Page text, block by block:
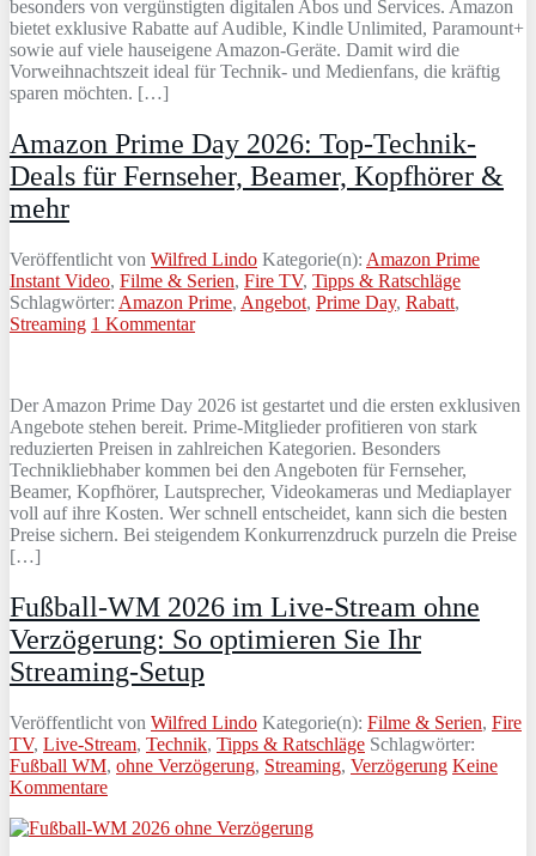
besonders von vergünstigten digitalen Abos und Services. Amazon
bietet exklusive Rabatte auf Audible, Kindle Unlimited, Paramount+
sowie auf viele hauseigene Amazon-Geräte. Damit wird die
Vorweihnachtszeit ideal für Technik- und Medienfans, die kräftig
sparen möchten. […]
Amazon Prime Day 2026: Top-Technik-
Deals für Fernseher, Beamer, Kopfhörer &
mehr
Veröffentlicht von Wilfred Lindo Kategorie(n): Amazon Prime
Instant Video, Filme & Serien, Fire TV, Tipps & Ratschläge
Schlagwörter: Amazon Prime, Angebot, Prime Day, Rabatt,
Streaming 1 Kommentar
Der Amazon Prime Day 2026 ist gestartet und die ersten exklusiven
Angebote stehen bereit. Prime-Mitglieder profitieren von stark
reduzierten Preisen in zahlreichen Kategorien. Besonders
Technikliebhaber kommen bei den Angeboten für Fernseher,
Beamer, Kopfhörer, Lautsprecher, Videokameras und Mediaplayer
voll auf ihre Kosten. Wer schnell entscheidet, kann sich die besten
Preise sichern. Bei steigendem Konkurrenzdruck purzeln die Preise
[…]
Fußball-WM 2026 im Live-Stream ohne
Verzögerung: So optimieren Sie Ihr
Streaming-Setup
Veröffentlicht von Wilfred Lindo Kategorie(n): Filme & Serien, Fire
TV, Live-Stream, Technik, Tipps & Ratschläge Schlagwörter:
Fußball WM, ohne Verzögerung, Streaming, Verzögerung Keine
Kommentare